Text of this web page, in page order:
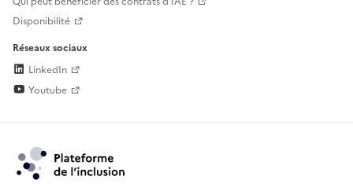
Disponibilité
Réseaux sociaux
LinkedIn
Youtube